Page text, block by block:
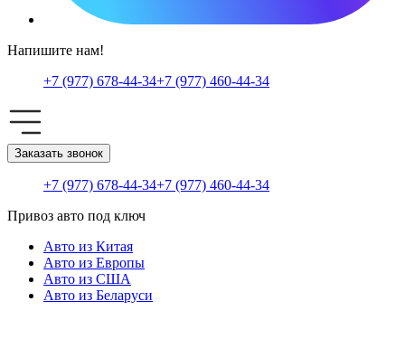
Напишите нам!
+7 (977) 678-44-34+7 (977) 460-44-34
Заказать звонок
+7 (977) 678-44-34+7 (977) 460-44-34
Привоз авто под ключ
Авто из Китая
Авто из Европы
Авто из США
Авто из Беларуси